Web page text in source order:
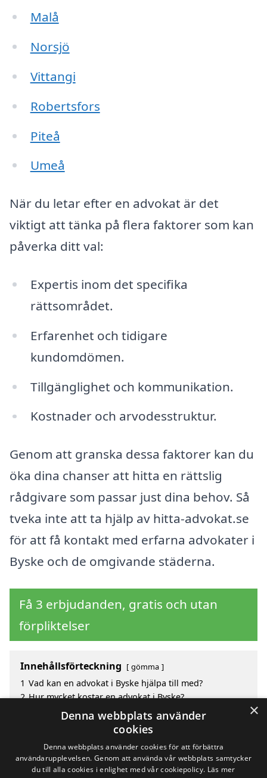
Malå
Norsjö
Vittangi
Robertsfors
Piteå
Umeå
När du letar efter en advokat är det
viktigt att tänka på flera faktorer som kan
påverka ditt val:
Expertis inom det specifika
rättsområdet.
Erfarenhet och tidigare
kundomdömen.
Tillgänglighet och kommunikation.
Kostnader och arvodesstruktur.
Genom att granska dessa faktorer kan du
öka dina chanser att hitta en rättslig
rådgivare som passar just dina behov. Så
tveka inte att ta hjälp av hitta-advokat.se
för att få kontakt med erfarna advokater i
Byske och de omgivande städerna.
Få 3 erbjudanden, gratis och utan
förpliktelser
Innehållsförteckning gömma
1 Vad kan en advokat i Byske hjälpa till med?
2 Hur mycket kostar en advokat i Byske?
Fördelar med att välja advokat i Byske
Sök efter en skicklig advokat i de omgivande
×
Denna webbplats använder
cookies
Denna webbplats använder cookies för att förbättra
användarupplevelsen. Genom att använda vår webbplats samtycker
du till alla cookies i enlighet med vår cookiepolicy. Läs mer